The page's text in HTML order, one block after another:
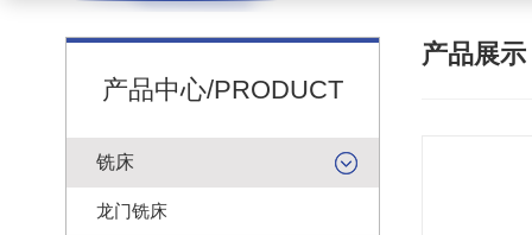
产品中心/PRODUCT
铣床
龙门铣床
产品展示